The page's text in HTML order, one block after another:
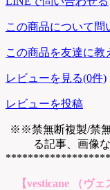
この商品について問
この商品を友達に教
レビューを見る(0件)
レビューを投稿
※※禁無断複製/禁
る記事、画像
【vesticane （ヴ